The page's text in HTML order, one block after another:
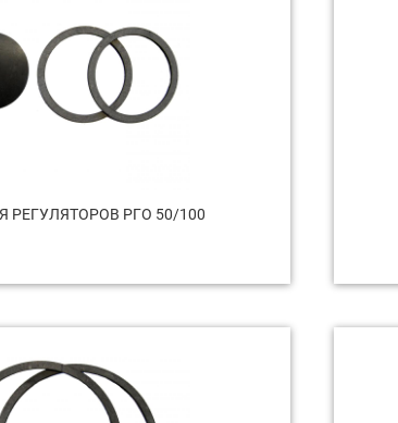
РГО 50/100